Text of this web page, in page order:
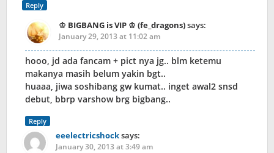
Reply
♔ BIGBANG is VIP ♔ (fe_dragons)says:
January 29, 2013 at 11:02 am
hooo, jd ada fancam + pict nya jg.. blm ketemu
makanya masih belum yakin bgt..
huaaa, jiwa soshibang gw kumat.. inget awal2 snsd
debut, bbrp varshow brg bigbang..
Reply
eeelectricshocksays:
January 30, 2013 at 3:49 am